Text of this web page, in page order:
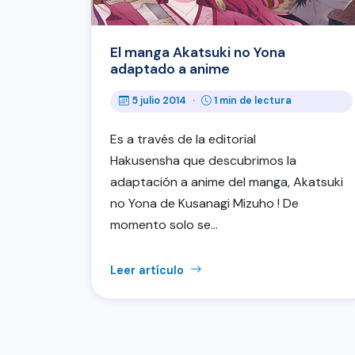
El manga Akatsuki no Yona
adaptado a anime
5 julio 2014 · 1 min de lectura
Es a través de la editorial
Hakusensha que descubrimos la
adaptación a anime del manga, Akatsuki
no Yona de Kusanagi Mizuho ! De
momento solo se…
Leer artículo